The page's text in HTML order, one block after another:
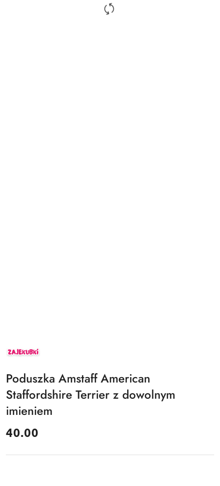
ZAJEKUBKI
Poduszka Amstaff American
Staffordshire Terrier z dowolnym
imieniem
cena:
40.00